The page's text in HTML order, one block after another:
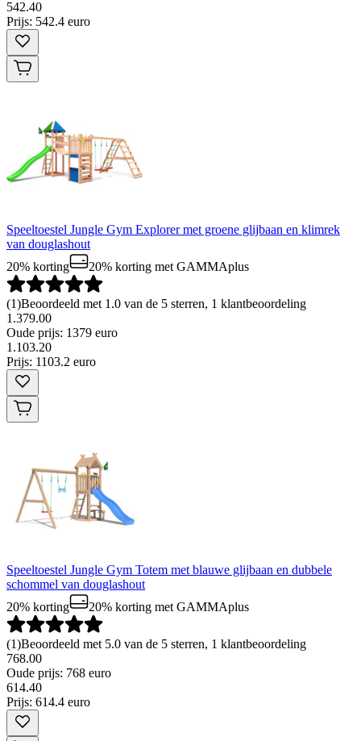
542.40
Prijs: 542.4 euro
Speeltoestel Jungle Gym Explorer met groene glijbaan en klimrek
van douglashout
20% korting
20% korting met GAMMAplus
(1)Beoordeeld met 1.0 van de 5 sterren, 1 klantbeoordeling
1.379.00
Oude prijs: 1379 euro
1 .103.20
Prijs: 1103.2 euro
Speeltoestel Jungle Gym Totem met blauwe glijbaan en dubbele
schommel van douglashout
20% korting
20% korting met GAMMAplus
(1)Beoordeeld met 5.0 van de 5 sterren, 1 klantbeoordeling
768.00
Oude prijs: 768 euro
614.40
Prijs: 614.4 euro